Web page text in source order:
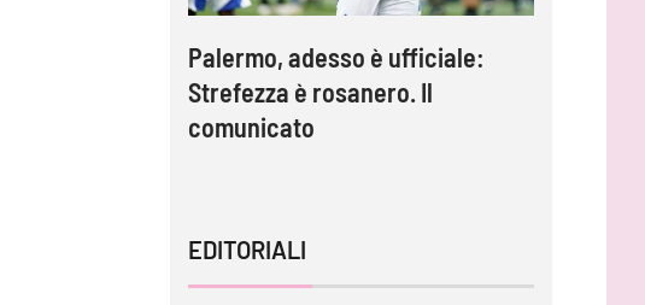
Palermo, adesso è ufficiale:
Strefezza è rosanero. Il
comunicato
EDITORIALI